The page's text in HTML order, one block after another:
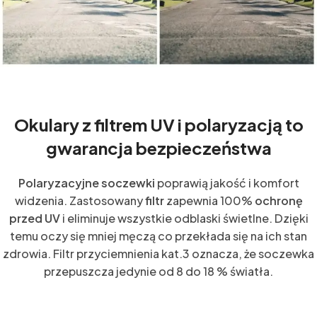
Okulary z filtrem UV i polaryzacją to
gwarancja bezpieczeństwa
Polaryzacyjne soczewki poprawią jakość i komfort
widzenia. Zastosowanyfiltrzapewnia 100% ochronę
przed UVi eliminuje wszystkie odblaski świetlne. Dzięki
temu oczy się mniej męczą co przekłada się na ich stan
zdrowia. Filtr przyciemnienia kat.3 oznacza, że soczewka
przepuszcza jedynie od 8 do 18 % światła.